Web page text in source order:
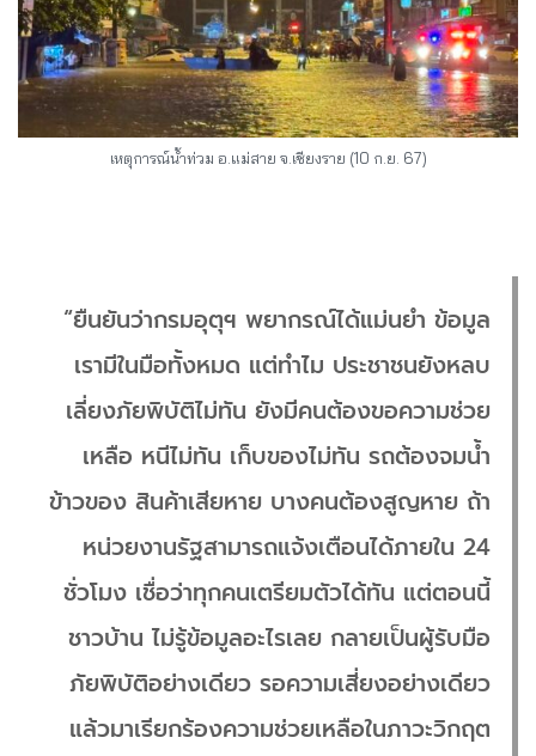
เหตุการณ์น้ำท่วม อ.แม่สาย จ.เชียงราย (10 ก.ย. 67)
“ยืนยันว่ากรมอุตุฯ พยากรณ์ได้แม่นยำ ข้อมูล
เรามีในมือทั้งหมด แต่ทำไม ประชาชนยังหลบ
เลี่ยงภัยพิบัติไม่ทัน ยังมีคนต้องขอความช่วย
เหลือ หนีไม่ทัน เก็บของไม่ทัน รถต้องจมน้ำ
ข้าวของ สินค้าเสียหาย บางคนต้องสูญหาย ถ้า
หน่วยงานรัฐสามารถแจ้งเตือนได้ภายใน 24
ชั่วโมง เชื่อว่าทุกคนเตรียมตัวได้ทัน แต่ตอนนี้
ชาวบ้าน ไม่รู้ข้อมูลอะไรเลย กลายเป็นผู้รับมือ
ภัยพิบัติอย่างเดียว รอความเสี่ยงอย่างเดียว
แล้วมาเรียกร้องความช่วยเหลือในภาวะวิกฤต